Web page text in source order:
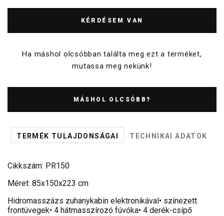
KÉRDÉSEM VAN
Ha máshol olcsóbban találta meg ezt a terméket,
mutassa meg nekünk!
MÁSHOL OLCSÓBB?
TERMÉK TULAJDONSÁGAI TECHNIKAI ADATOK
Cikkszám: PR150
Méret: 85x150x223 cm
Hidromasszázs zuhanykabin elektronikával• színezett
frontüvegek• 4 hátmasszírozó fúvóka• 4 derék-csípő